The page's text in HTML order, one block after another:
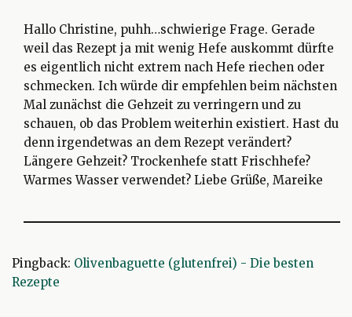
Hallo Christine, puhh…schwierige Frage. Gerade
weil das Rezept ja mit wenig Hefe auskommt dürfte
es eigentlich nicht extrem nach Hefe riechen oder
schmecken. Ich würde dir empfehlen beim nächsten
Mal zunächst die Gehzeit zu verringern und zu
schauen, ob das Problem weiterhin existiert. Hast du
denn irgendetwas an dem Rezept verändert?
Längere Gehzeit? Trockenhefe statt Frischhefe?
Warmes Wasser verwendet? Liebe Grüße, Mareike
Pingback: Olivenbaguette (glutenfrei) - Die besten
Rezepte